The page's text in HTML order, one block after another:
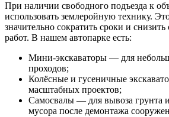
При наличии свободного подъезда к
использовать землеройную технику.
значительно сократить сроки и
работ. В нашем автопарке есть:
Мини-экскаваторы — для
проходов;
Колёсные и гусеничные
масштабных проектов;
Самосвалы — для вывоза грунта
мусора после демонтажа